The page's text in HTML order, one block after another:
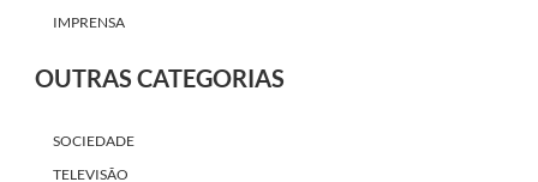
IMPRENSA
OUTRAS CATEGORIAS
SOCIEDADE
TELEVISÃO